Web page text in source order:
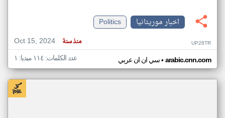
اخبار موريتانيا
Politics
Oct 15, 2024
منذ سنة UP28TR
سي ان ان عربي• arabic.cnn.com عدد الكلمات: ١١٤ ميديا: ١